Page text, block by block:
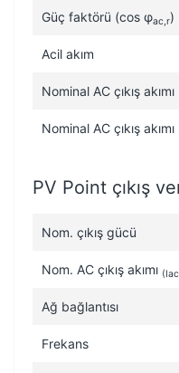
Güç faktörü (cos φac,r)
Acil akım
Nominal AC çıkış
Nominal AC çıkış
PV Point çıkış
Nom. çıkış gücü
Nom. AC çıkış akımı
Ağ bağlantısı
Frekans